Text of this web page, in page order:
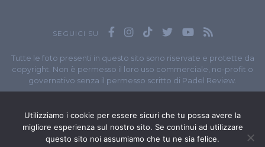
SEGUICI SU
Tutte le foto presenti in questo sito sono riservate e protette da
copyright. Non è permesso il loro uso commerciale, no-profit o
governativo senza il permesso scritto di Padel Review.
// P.I. 11965351007
© Copyright 2020-2026 // Web Developer
Utilizziamo i cookie per essere sicuri che tu possa avere la
migliore esperienza sul nostro sito. Se continui ad utilizzare
questo sito noi assumiamo che tu ne sia felice.